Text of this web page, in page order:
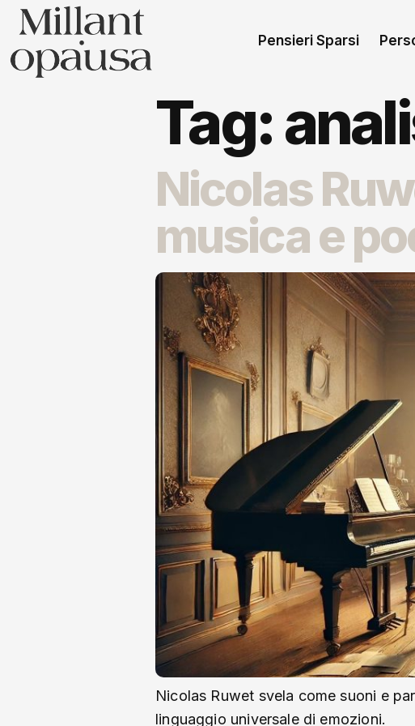
Pensieri Sparsi
Tag:
Nicolas
musica e
Nicolas Ruwet svela come suoni e
linguaggio universale di emozioni.